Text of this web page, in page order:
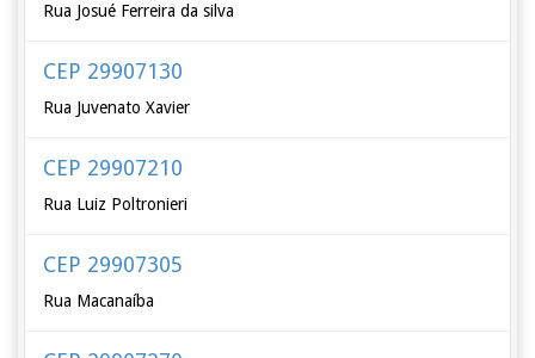
Rua Josué Ferreira da silva
CEP 29907130
Rua Juvenato Xavier
CEP 29907210
Rua Luiz Poltronieri
CEP 29907305
Rua Macanaíba